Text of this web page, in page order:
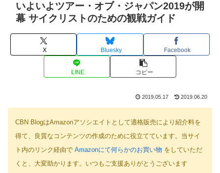
いよいよツアー・オブ・ジャパン2019が開
幕 サイクリストのための観戦ガイド
X Bluesky Facebook
LINE コピー
2019.05.17 2019.06.20
CBN BlogはAmazonアソシエイトとして適格販売により紹介料を
得て、良質なコンテンツの作成のために役立てています。当サイ
ト内のリンク経由で Amazonにて何らかのお買い物 をしていただ
くと、大変助かります。いつもご支援ありがとうございます